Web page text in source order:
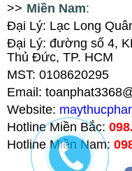
>> Miền Nam:
Đại Lý: Lạc Long
Đại Lý: đường số 4,
Thủ Đức, TP. HCM
MST: 0108620295
Email:
Website:
Hotline Miền Bắc:
Hotline Miền Nam: